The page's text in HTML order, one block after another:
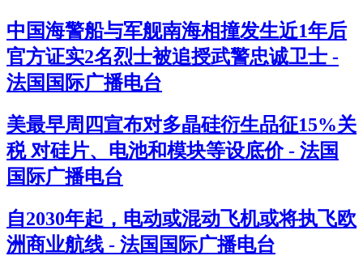
中国海警船与军舰南海相撞发生近1年后
官方证实2名烈士被追授武警忠诚卫士 -
法国国际广播电台
美最早周四宣布对多晶硅衍生品征15%关
税 对硅片、电池和模块等设底价 - 法国
国际广播电台
自2030年起，电动或混动飞机或将执飞欧
洲商业航线 - 法国国际广播电台